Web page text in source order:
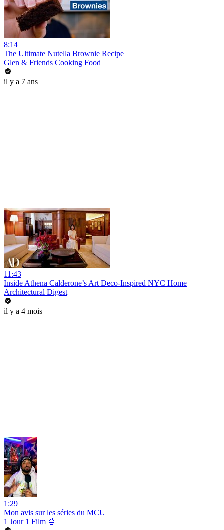
8:14
The Ultimate Nutella Brownie Recipe
Glen & Friends Cooking Food
il y a 7 ans
11:43
Inside Athena Calderone’s Art Deco-Inspired NYC Home
Architectural Digest
il y a 4 mois
1:29
Mon avis sur les séries du MCU
1 Jour 1 Film 🍿